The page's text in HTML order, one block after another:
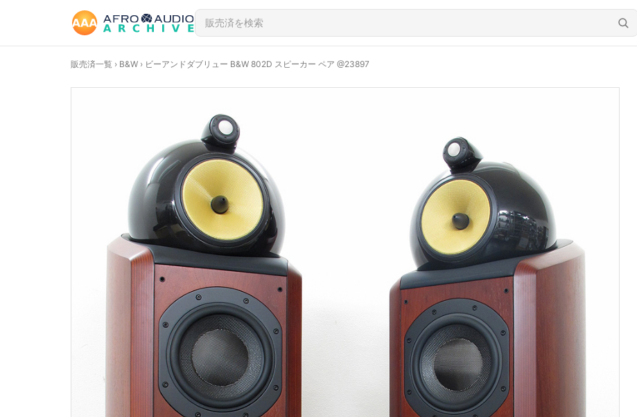
販売済一覧 › B&W › ビーアンドダブリュー B&W 802D スピーカー ペア @23897